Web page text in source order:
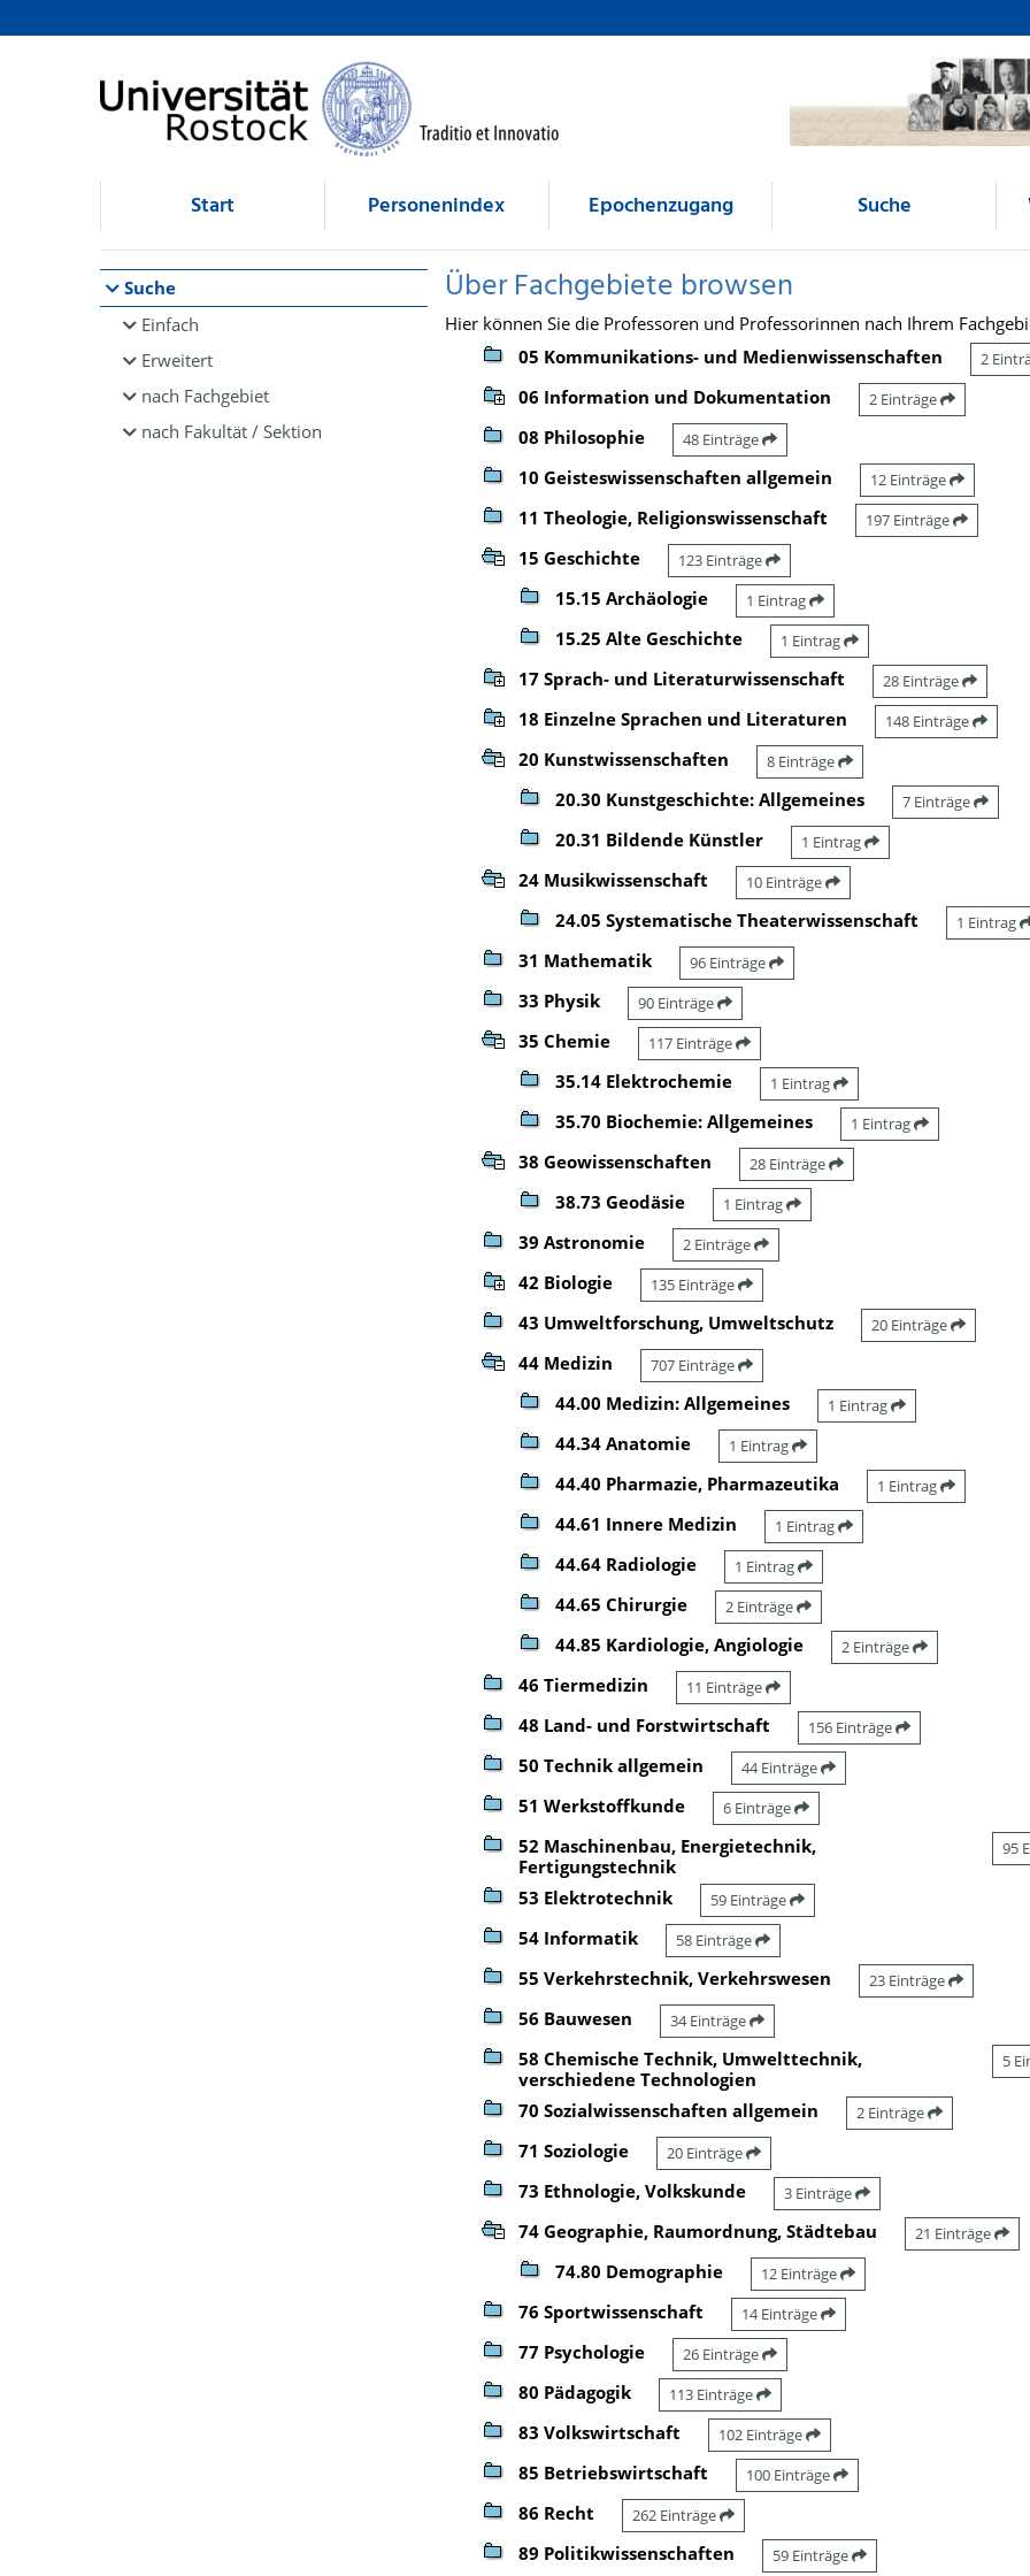
Browsen
direkt zum Inhalt
Start Personenindex Epochenzugang Suche
Suche
Einfach
Erweitert
nach Fachgebiet
nach Fakultät / Sektion
Über Fachgebiete browsen
Hier können Sie die Professoren und Professorinnen nach Ihrem
05 Kommunikations- und Medienwissenschaften
2
06 Information und Dokumentation 2 Einträge
08 Philosophie 48 Einträge
10 Geisteswissenschaften allgemein 12 Einträge
11 Theologie, Religionswissenschaft 197 Einträge
15 Geschichte 123 Einträge
15.15 Archäologie 1 Eintrag
15.25 Alte Geschichte 1 Eintrag
17 Sprach- und Literaturwissenschaft 28 Einträge
18 Einzelne Sprachen und Literaturen 148 Einträge
20 Kunstwissenschaften 8 Einträge
20.30 Kunstgeschichte: Allgemeines 7 Einträge
20.31 Bildende Künstler 1 Eintrag
24 Musikwissenschaft 10 Einträge
24.05 Systematische Theaterwissenschaft 1 Eintrag
31 Mathematik 96 Einträge
33 Physik 90 Einträge
35 Chemie 117 Einträge
35.14 Elektrochemie 1 Eintrag
35.70 Biochemie: Allgemeines 1 Eintrag
38 Geowissenschaften 28 Einträge
38.73 Geodäsie 1 Eintrag
39 Astronomie 2 Einträge
42 Biologie 135 Einträge
43 Umweltforschung, Umweltschutz 20 Einträge
44 Medizin 707 Einträge
44.00 Medizin: Allgemeines 1 Eintrag
44.34 Anatomie 1 Eintrag
44.40 Pharmazie, Pharmazeutika 1 Eintrag
44.61 Innere Medizin 1 Eintrag
44.64 Radiologie 1 Eintrag
44.65 Chirurgie 2 Einträge
44.85 Kardiologie, Angiologie 2 Einträge
46 Tiermedizin 11 Einträge
48 Land- und Forstwirtschaft 156 Einträge
50 Technik allgemein 44 Einträge
51 Werkstoffkunde 6 Einträge
52 Maschinenbau, Energietechnik,
Fertigungstechnik
95
53 Elektrotechnik 59 Einträge
54 Informatik 58 Einträge
55 Verkehrstechnik, Verkehrswesen 23 Einträge
56 Bauwesen 34 Einträge
58 Chemische Technik, Umwelttechnik,
verschiedene Technologien
5
70 Sozialwissenschaften allgemein 2 Einträge
71 Soziologie 20 Einträge
73 Ethnologie, Volkskunde 3 Einträge
74 Geographie, Raumordnung, Städtebau 21 Einträge
74.80 Demographie 12 Einträge
76 Sportwissenschaft 14 Einträge
77 Psychologie 26 Einträge
80 Pädagogik 113 Einträge
83 Volkswirtschaft 102 Einträge
85 Betriebswirtschaft 100 Einträge
86 Recht 262 Einträge
89 Politikwissenschaften 59 Einträge